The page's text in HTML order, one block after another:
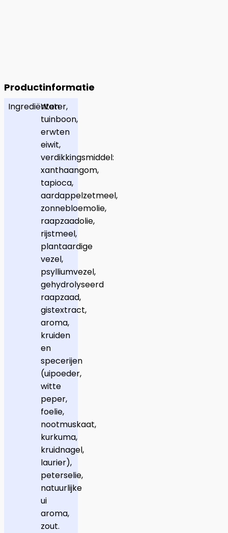
Productinformatie
Ingrediënten
Water,
tuinboon,
erwten
eiwit,
verdikkingsmiddel:
xanthaangom,
tapioca,
aardappelzetmeel,
zonnebloemolie,
raapzaadolie,
rijstmeel,
plantaardige
vezel,
psylliumvezel,
gehydrolyseerd
raapzaad,
gistextract,
aroma,
kruiden
en
specerijen
(uipoeder,
witte
peper,
foelie,
nootmuskaat,
kurkuma,
kruidnagel,
laurier),
peterselie,
natuurlijke
ui
aroma,
zout.